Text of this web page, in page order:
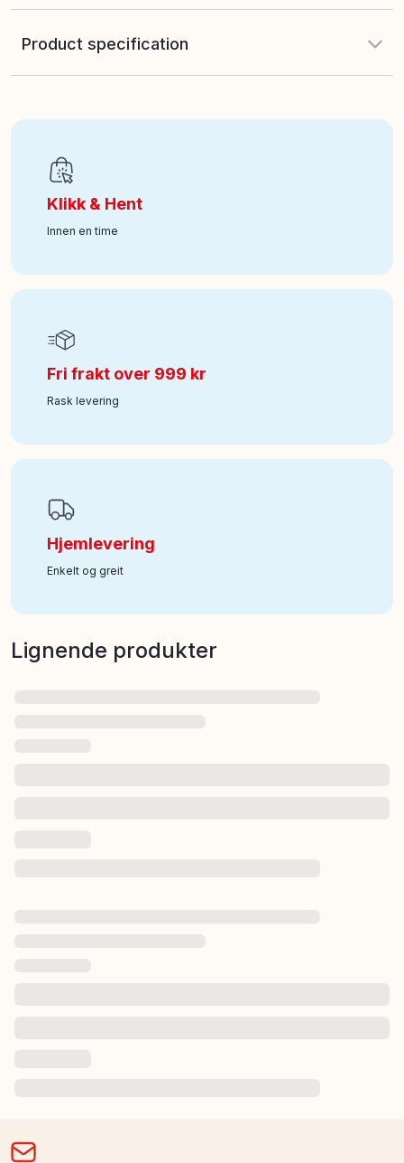
Product specification
Alder fra
Art nr:242-1042DIS
Klikk & Hent
Innen en time
Fri frakt over 999 kr
Rask levering
Hjemlevering
Enkelt og greit
Lignende produkter